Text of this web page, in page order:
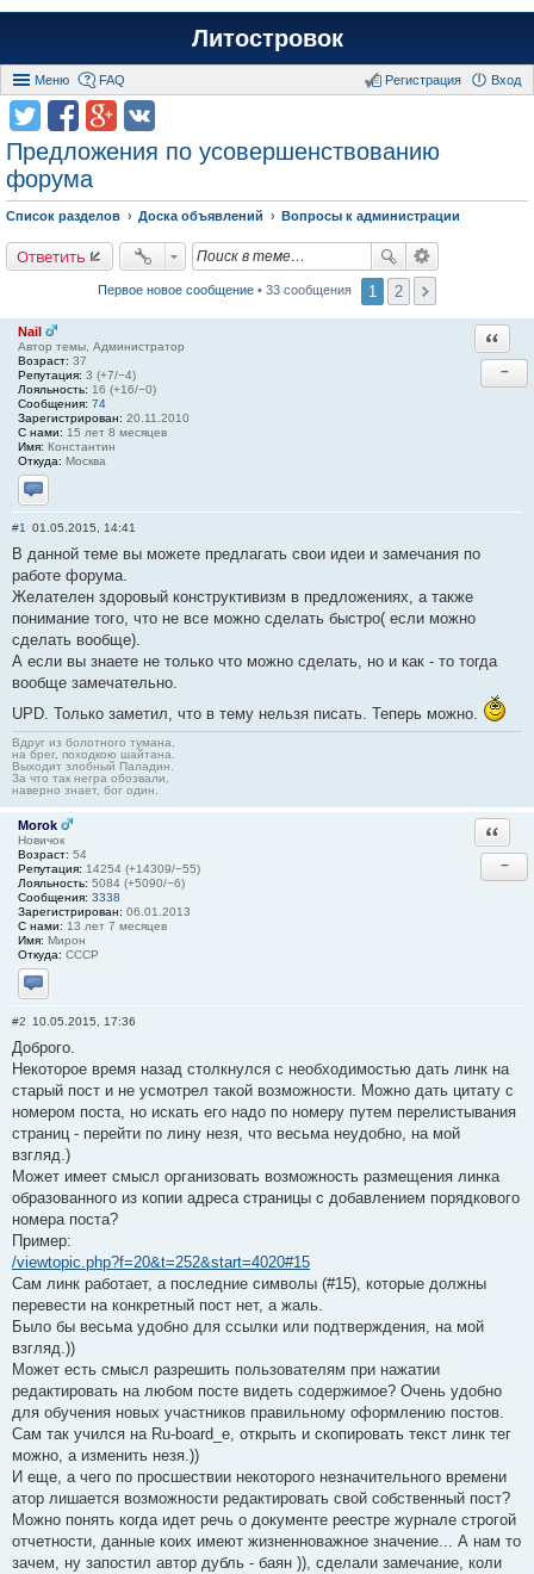
Литостровок
Меню FAQ Вход
Регистрация
Предложения по усовершенствованию
форума
Список разделов Доска объявлений Вопросы к администрации
Ответить
Первое новое сообщение • 33 сообщения 1 2
Nail
Автор темы, Администратор
Возраст: 37
Репутация: 3 (+7/−4)
Лояльность: 16 (+16/−0)
Сообщения: 74
Зарегистрирован: 20.11.2010
С нами: 15 лет 8 месяцев
Имя: Константин
Откуда: Москва
Отправить личное сообщение
−
#1 01.05.2015, 14:41
В данной теме вы можете предлагать свои идеи и замечания по
работе форума.
Желателен здоровый конструктивизм в предложениях, а также
понимание того, что не все можно сделать быстро( если можно
сделать вообще).
А если вы знаете не только что можно сделать, но и как - то тогда
вообще замечательно.
UPD. Только заметил, что в тему нельзя писать. Теперь можно.
Вдруг из болотного тумана,
на брег, походкою шайтана.
Выходит злобный Паладин.
За что так негра обозвали,
наверно знает, бог один.
Morok
Новичок
Возраст: 54
Репутация: 14254 (+14309/−55)
Лояльность: 5084 (+5090/−6)
Сообщения: 3338
Зарегистрирован: 06.01.2013
С нами: 13 лет 7 месяцев
Имя: Мирон
Откуда: СССР
Отправить личное сообщение
−
#2 10.05.2015, 17:36
Доброго.
Некоторое время назад столкнулся с необходимостью дать линк на
старый пост и не усмотрел такой возможности. Можно дать цитату с
номером поста, но искать его надо по номеру путем перелистывания
страниц - перейти по лину незя, что весьма неудобно, на мой
взгляд.)
Может имеет смысл организовать возможность размещения линка
образованного из копии адреса страницы с добавлением порядкового
номера поста?
Пример:
/viewtopic.php?f=20&t=252&start=4020#15
Сам линк работает, а последние символы (#15), которые должны
перевести на конкретный пост нет, а жаль.
Было бы весьма удобно для ссылки или подтверждения, на мой
взгляд.))
Может есть смысл разрешить пользователям при нажатии
редактировать на любом посте видеть содержимое? Очень удобно
для обучения новых участников правильному оформлению постов.
Сам так учился на Ru-board_е, открыть и скопировать текст линк тег
можно, а изменить незя.))
И еще, а чего по просшествии некоторого незначительного времени
атор лишается возможности редактировать свой собственный пост?
Можно понять когда идет речь о документе реестре журнале строгой
отчетности, данные коих имеют жизненноважное значение... А нам то
зачем, ну запостил автор дубль - баян )), сделали замечание, коли